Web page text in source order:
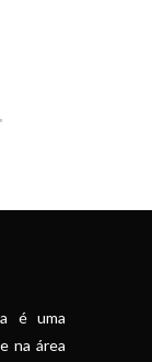
é uma
na área